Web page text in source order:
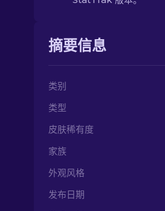
摘要信息
类别
类型
皮肤稀有度
家族
外观风格
发布日期